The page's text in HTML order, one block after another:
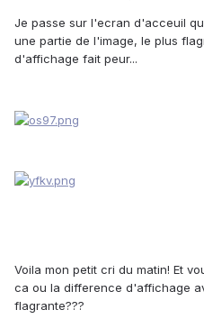
Je passe sur l'ecran d'acceuil
une partie de l'image, le plus
d'affichage fait peur...
Voila mon petit cri du matin! Et
ca ou la difference d'affichage
flagrante???